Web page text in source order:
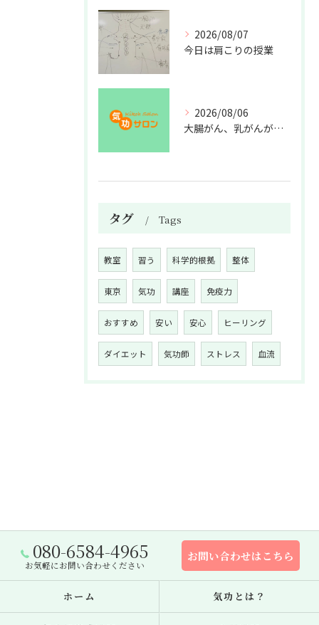
2026/08/07
今日は肩こりの授業
2026/08/06
大腸がん、乳がんが増えた理由
タグ Tags
教室 習う 科学的根拠 整体
東京 気功 講座 免疫力
おすすめ 安い 安心 ヒーリング
ダイエット 気功師 ストレス 血流
080-6584-4965
お気軽にお問い合わせください
お問い合わせはこちら
ホーム 気功とは？